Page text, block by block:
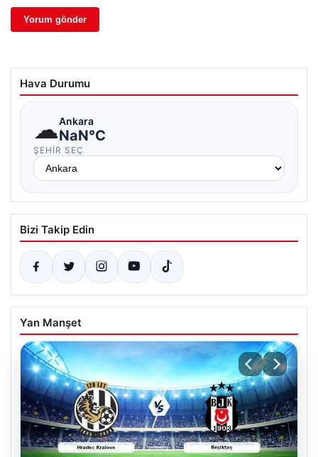
Hava Durumu
☁Ankara
NaN°C
ŞEHIR SEÇ
Bizi Takip Edin
Yan Manşet